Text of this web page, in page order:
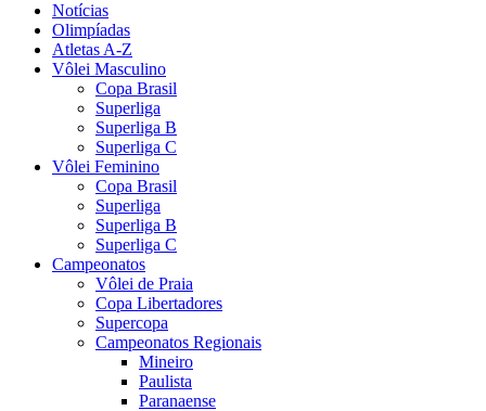
Notícias
Olimpíadas
Atletas A-Z
Vôlei Masculino
Copa Brasil
Superliga
Superliga B
Superliga C
Vôlei Feminino
Copa Brasil
Superliga
Superliga B
Superliga C
Campeonatos
Vôlei de Praia
Copa Libertadores
Supercopa
Campeonatos Regionais
Mineiro
Paulista
Paranaense